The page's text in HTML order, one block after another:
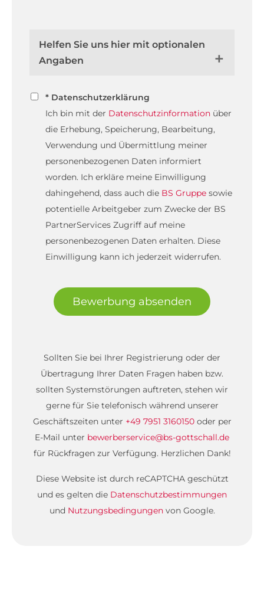
Helfen Sie uns hier mit optionalen
Angaben
* Datenschutzerklärung
Ich bin mit der Datenschutzinformation über
die Erhebung, Speicherung, Bearbeitung,
Verwendung und Übermittlung meiner
personenbezogenen Daten informiert
worden. Ich erkläre meine Einwilligung
dahingehend, dass auch die BS Gruppe sowie
potentielle Arbeitgeber zum Zwecke der BS
PartnerServices Zugriff auf meine
personenbezogenen Daten erhalten. Diese
Einwilligung kann ich jederzeit widerrufen.
Bewerbung absenden
Sollten Sie bei Ihrer Registrierung oder der
Übertragung Ihrer Daten Fragen haben bzw.
sollten Systemstörungen auftreten, stehen wir
gerne für Sie telefonisch während unserer
Geschäftszeiten unter +49 7951 3160150oder per
E-Mail unter bewerberservice@bs-gottschall.de
für Rückfragen zur Verfügung. Herzlichen Dank!
Diese Website ist durch reCAPTCHA geschützt
und es gelten die Datenschutzbestimmungen
und Nutzungsbedingungenvon Google.